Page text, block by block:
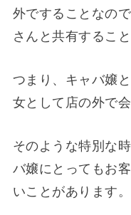
外ですることなの
さんと共有するこ
つまり、キャバ嬢
女として店の外で会
そのような特別な
バ嬢にとってもお
いことがあります。